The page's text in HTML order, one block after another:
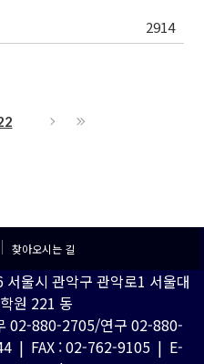
2914
찾아오시는 길
울시 관악구 관악로1 서울대
원 221 동
02-880-2705/연구 02-880-
| FAX : 02-762-9105 | E-